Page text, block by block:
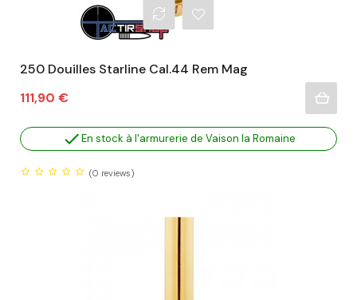
250 Douilles Starline Cal.44 Rem Mag
Prix
111,90 €
En stock à l'armurerie de Vaison la Romaine
(0 reviews)